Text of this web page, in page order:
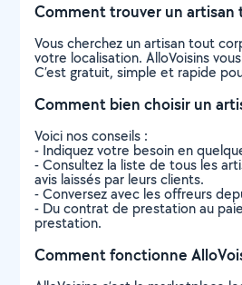
Comment trouver un artisan
Vous cherchez un artisan tout
votre localisation. AlloVoisins
C’est gratuit, simple et rapide
Comment bien choisir un
Voici nos conseils :
- Indiquez votre besoin en
- Consultez la liste de tous les
avis laissés par leurs clients.
- Conversez avec les offreurs
- Du contrat de prestation au
prestation.
Comment fonctionne